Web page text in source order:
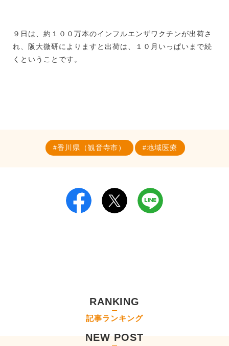
９日は、約１００万本のインフルエンザワクチンが出荷さ
れ、阪大微研によりますと出荷は、１０月いっぱいまで続
くということです。
香川県（観音寺市） 地域医療
RANKING
記事ランキング
NEW POST